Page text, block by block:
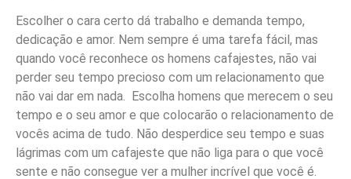
Escolher o cara certo dá trabalho e demanda tempo,
dedicação e amor. Nem sempre é uma tarefa fácil, mas
quando você reconhece os homens cafajestes, não vai
perder seu tempo precioso com um relacionamento que
não vai dar em nada. Escolha homens que merecem o seu
tempo e o seu amor e que colocarão o relacionamento de
vocês acima de tudo. Não desperdice seu tempo e suas
lágrimas com um cafajeste que não liga para o que você
sente e não consegue ver a mulher incrível que você é.